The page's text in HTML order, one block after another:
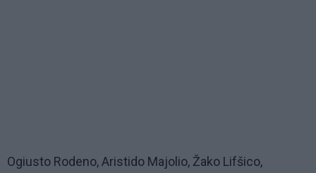
Ogiusto Rodeno, Aristido Majolio, Žako Lifšico,